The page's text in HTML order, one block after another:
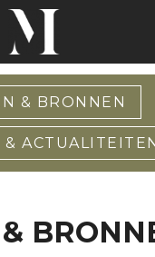
& BRONNEN
&